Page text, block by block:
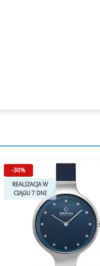
-30%
REALIZACJA W
CIĄGU 7 DNI